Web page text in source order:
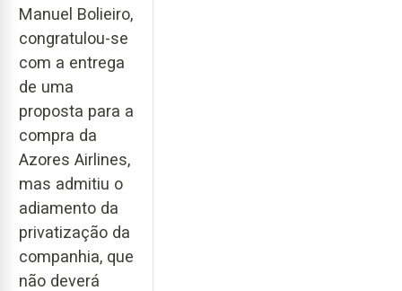
Manuel Bolieiro,
congratulou-se
com a entrega
de uma
proposta para a
compra da
Azores Airlines,
mas admitiu o
adiamento da
privatização da
companhia, que
não deverá